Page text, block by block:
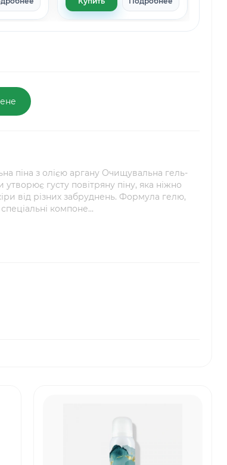
піна з олією аргану Очищувальна гель-
утворює густу повітряну піну, яка ніжно
від різних забруднень. Формула гелю,
компоне...